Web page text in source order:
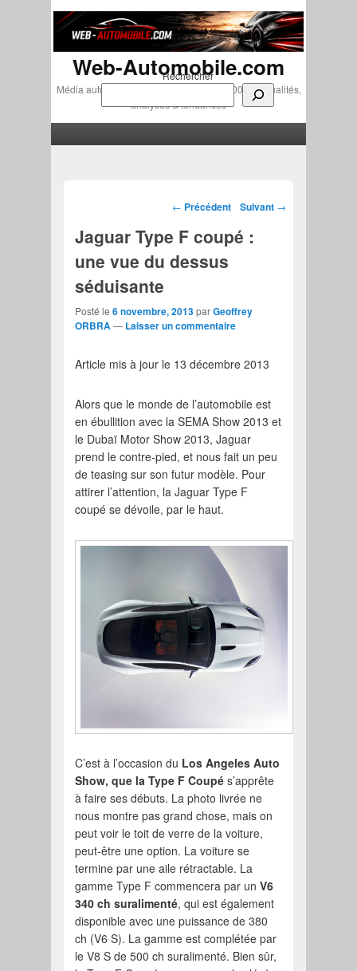
Rechercher
Web-Automobile.com
Média automobile indépendant depuis 2007 • Actualités,
analyses & tendances
Navigation des articles
← Précédent Suivant →
Jaguar Type F coupé :
une vue du dessus
séduisante
Posté le6 novembre, 2013parGeoffrey
ORBRA— Laisser un commentaire
Article mis à jour le 13 décembre 2013
Alors que le monde de l’automobile est
en ébullition avec la SEMA Show 2013 et
le Dubaï Motor Show 2013, Jaguar
prend le contre-pied, et nous fait un peu
de teasing sur son futur modèle. Pour
attirer l’attention, la Jaguar Type F
coupé se dévoile, par le haut.
C’est à l’occasion du Los Angeles Auto
Show, que la Type F Coupé s’apprête
à faire ses débuts. La photo livrée ne
nous montre pas grand chose, mais on
peut voir le toit de verre de la voiture,
peut-être une option. La voiture se
termine par une aile rétractable. La
gamme Type F commencera par unV6
340 ch suralimenté, qui est également
disponible avec une puissance de 380
ch (V6 S). La gamme est complétée par
le V8 S de 500 ch suralimenté. Bien sûr,